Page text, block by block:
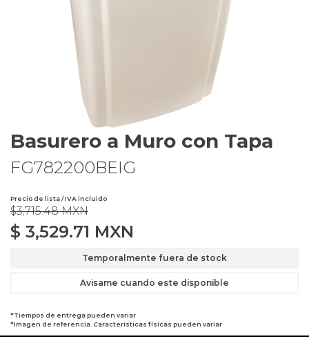
Basurero a Muro con Tapa
FG782200BEIG
Precio de lista / IVA incluido
$3,715.48 MXN
$ 3,529.71 MXN
Temporalmente fuera de stock
Avisame cuando este disponible
*Tiempos de entrega pueden variar
*Imagen de referencia. Características físicas pueden variar